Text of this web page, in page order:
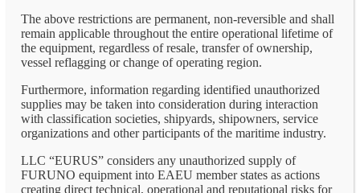
The above restrictions are permanent, non-reversible and shall
remain applicable throughout the entire operational lifetime of
the equipment, regardless of resale, transfer of ownership,
vessel reflagging or change of operating region.
Furthermore, information regarding identified unauthorized
supplies may be taken into consideration during interaction
with classification societies, shipyards, shipowners, service
organizations and other participants of the maritime industry.
LLC “EURUS” considers any unauthorized supply of
FURUNO equipment into EAEU member states as actions
creating direct technical, operational and reputational risks for